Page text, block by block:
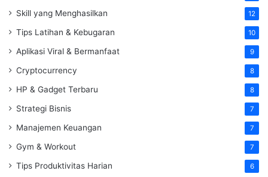
Skill yang Menghasilkan 12
Tips Latihan & Kebugaran 10
Aplikasi Viral & Bermanfaat 9
Cryptocurrency 8
HP & Gadget Terbaru 8
Strategi Bisnis 7
Manajemen Keuangan 7
Gym & Workout 7
Tips Produktivitas Harian 6